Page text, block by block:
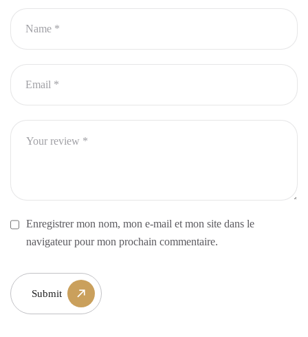
Enregistrer mon nom, mon e-mail et mon site dans le
navigateur pour mon prochain commentaire.
Submit